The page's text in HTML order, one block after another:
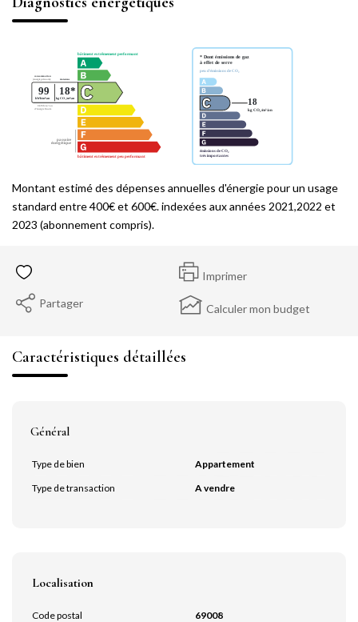
Montant estimé des dépenses annuelles d'énergie pour un usage
standard entre 400€ et 600€. indexées aux années 2021,2022 et
2023 (abonnement compris).
Imprimer
Partager
Calculer mon budget
Caractéristiques détaillées
Général
Type de bien
Appartement
Type de transaction
A vendre
Localisation
Code postal
69008